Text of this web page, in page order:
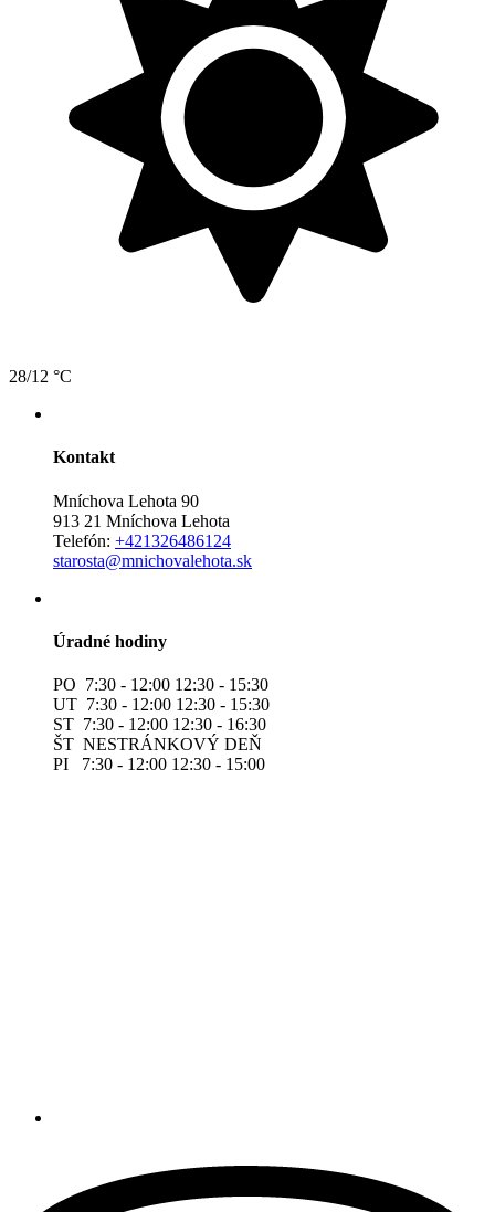
28/12 °C
Kontakt
Mníchova Lehota 90
913 21 Mníchova Lehota
Telefón: +421326486124
starosta@mnichovalehota.sk
Úradné hodiny
PO 7:30 - 12:00 12:30 - 15:30
UT 7:30 - 12:00 12:30 - 15:30
ST 7:30 - 12:00 12:30 - 16:30
ŠT NESTRÁNKOVÝ DEŇ
PI 7:30 - 12:00 12:30 - 15:00